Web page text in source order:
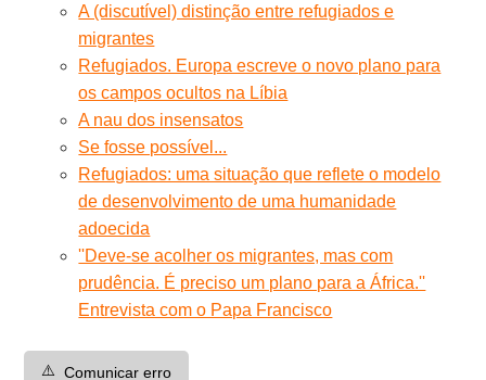
A (discutível) distinção entre refugiados e
migrantes
Refugiados. Europa escreve o novo plano para
os campos ocultos na Líbia
A nau dos insensatos
Se fosse possível...
Refugiados: uma situação que reflete o modelo
de desenvolvimento de uma humanidade
adoecida
''Deve-se acolher os migrantes, mas com
prudência. É preciso um plano para a África.''
Entrevista com o Papa Francisco
⚠️ Comunicar erro